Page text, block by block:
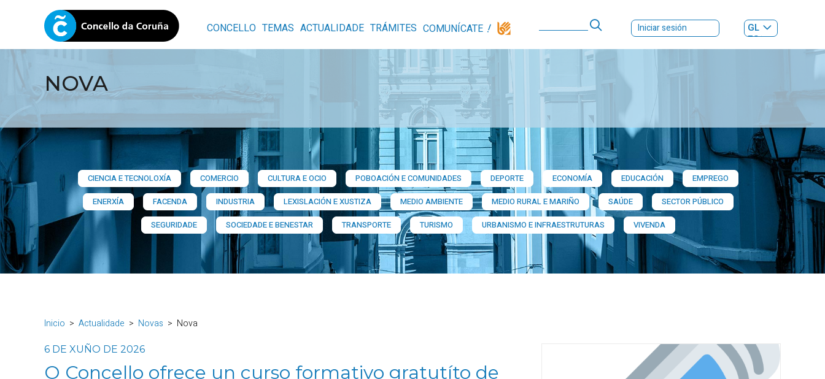
CONCELLO TEMAS ACTUALIDADE TRÁMITES COMUNÍCATE Iniciar sesión
GL
ES|
NOVA
CIENCIA E TECNOLOXÍA COMERCIO CULTURA E OCIO POBOACIÓN E COMUNIDADES DEPORTE ECONOMÍA EDUCACIÓN
EMPREGO
ENERXÍA
FACENDA INDUSTRIA LEXISLACIÓN E XUSTIZA MEDIO AMBIENTE MEDIO RURAL E MARIÑO SAÚDE
SECTOR PÚBLICO
SEGURIDADE
SOCIEDADE E BENESTAR TRANSPORTE TURISMO URBANISMO E INFRAESTRUTURAS VIVENDA
Inicio Actualidade Novas Nova
6 DE XUÑO DE 2026
O Concello ofrece un curso formativo gratutíto de